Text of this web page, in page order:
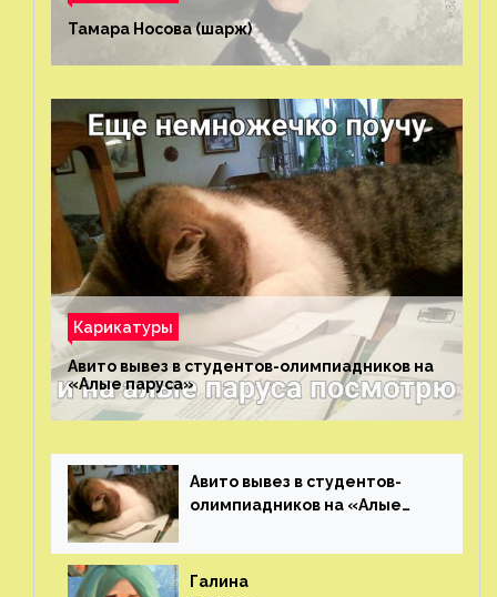
Тамара Носова (шарж)⁠⁠
Карикатуры
Авито вывез в студентов-олимпиадников на
«Алые паруса»⁠⁠
Авито вывез в студентов-
олимпиадников на «Алые
Галина